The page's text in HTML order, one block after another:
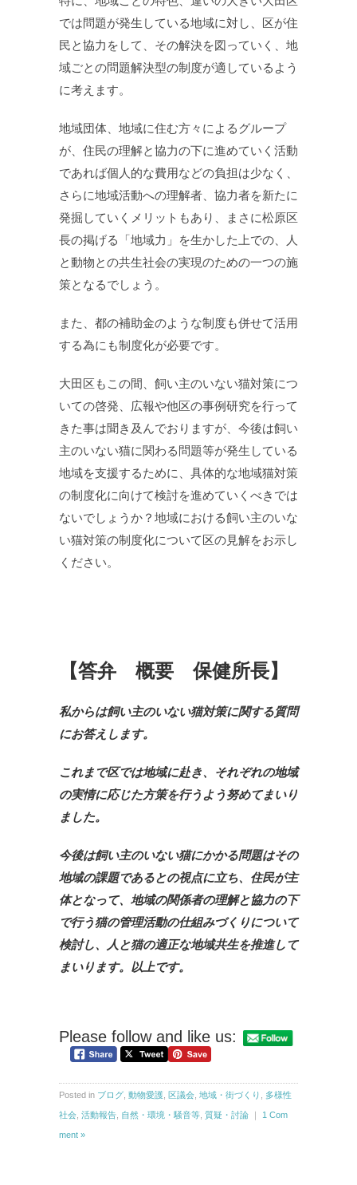
では問題が発生している地域に対し、区が住
民と協力をして、その解決を図っていく、地
域ごとの問題解決型の制度が適しているよう
に考えます。
地域団体、地域に住む方々によるグループ
が、住民の理解と協力の下に進めていく活動
であれば個人的な費用などの負担は少なく、
さらに地域活動への理解者、協力者を新たに
発掘していくメリットもあり、まさに松原区
長の掲げる「地域力」を生かした上での、人
と動物との共生社会の実現のための一つの施
策となるでしょう。
また、都の補助金のような制度も併せて活用
する為にも制度化が必要です。
大田区もこの間、飼い主のいない猫対策につ
いての啓発、広報や他区の事例研究を行って
きた事は聞き及んでおりますが、今後は飼い
主のいない猫に関わる問題等が発生している
地域を支援するために、具体的な地域猫対策
の制度化に向けて検討を進めていくべきでは
ないでしょうか？地域における飼い主のいな
い猫対策の制度化について区の見解をお示し
ください。
【答弁 概要 保健所長】
私からは飼い主のいない猫対策に関する質問
にお答えします。
これまで区では地域に赴き、それぞれの地域
の実情に応じた方策を行うよう努めてまいり
ました。
今後は飼い主のいない猫にかかる問題はその
地域の課題であるとの視点に立ち、住民が主
体となって、地域の関係者の理解と協力の下
で行う猫の管理活動の仕組みづくりについて
検討し、人と猫の適正な地域共生を推進して
まいります。以上です。
Please follow and like us:
Posted in ブログ 動物愛護 区議会 地域・街づくり 多様性
社会 活動報告 自然・環境・騒音等 質疑・討論 ｜ 1 Com
ment »